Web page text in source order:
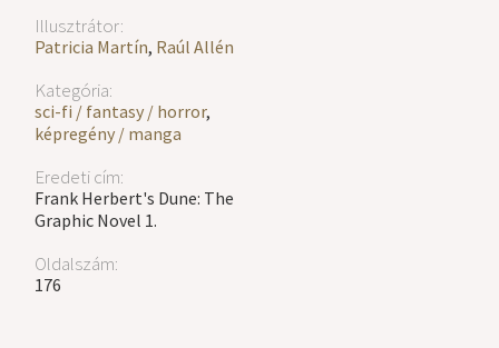
Illusztrátor:
Patricia Martín, Raúl Allén
Kategória:
sci-fi / fantasy / horror,
képregény / manga
Eredeti cím:
Frank Herbert's Dune: The
Graphic Novel 1.
Oldalszám:
176